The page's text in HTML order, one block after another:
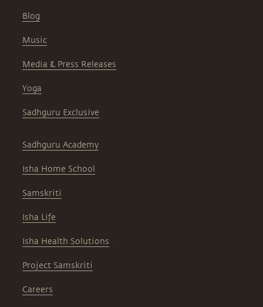
Blog
Music
Media & Press Releases
Yoga
Sadhguru Exclusive
Sadhguru Academy
Isha Home School
Samskriti
Isha Life
Isha Health Solutions
Project Samskriti
Careers